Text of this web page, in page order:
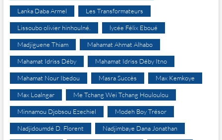
Lanka Daba Armel Les Transformateurs
Lissoubo olivier hinhoulné. lycée Félix Eboué
Madjiguene Thiam Mahamat Ahmat Alhabo
Mahamat Idriss Déby Mahamat Idriss Déby Itno
Mahamat Nour Ibedou Masra Succès Max Kemkoye
Max Loalngar Me Tchang Wei Tchang Houloulou
Minnamou Djobsou Ezechiel Modeh Boy Trésor
Nadjidoumdé D. Florent Nadjimbaye Dana Jonathan